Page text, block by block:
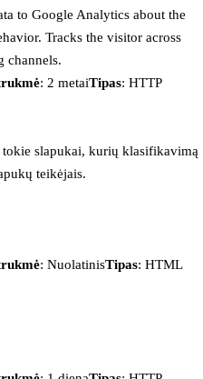
to Google Analytics about the
Tracks the visitor across
channels.
: 2 metaiTipas: HTTP
slapukai, kurių klasifikavimą
teikėjais.
: NuolatinisTipas: HTML